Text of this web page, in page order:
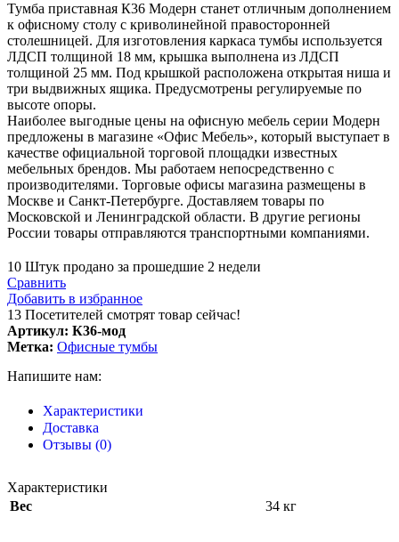
Тумба приставная К36 Модерн станет отличным дополнением
к офисному столу с криволинейной правосторонней
столешницей. Для изготовления каркаса тумбы используется
ЛДСП толщиной 18 мм, крышка выполнена из ЛДСП
толщиной 25 мм. Под крышкой расположена открытая ниша и
три выдвижных ящика. Предусмотрены регулируемые по
высоте опоры.
Наиболее выгодные цены на офисную мебель серии Модерн
предложены в магазине «Офис Мебель», который выступает в
качестве официальной торговой площадки известных
мебельных брендов. Мы работаем непосредственно с
производителями. Торговые офисы магазина размещены в
Москве и Санкт-Петербурге. Доставляем товары по
Московской и Ленинградской области. В другие регионы
России товары отправляются транспортными компаниями.
10 Штук продано за прошедшие 2 недели
Сравнить
Добавить в избранное
13 Посетителей смотрят товар сейчас!
Артикул: К36-мод
Метка: Офисные тумбы
Напишите нам:
Характеристики
Доставка
Отзывы (0)
Характеристики
Вес
34 кг